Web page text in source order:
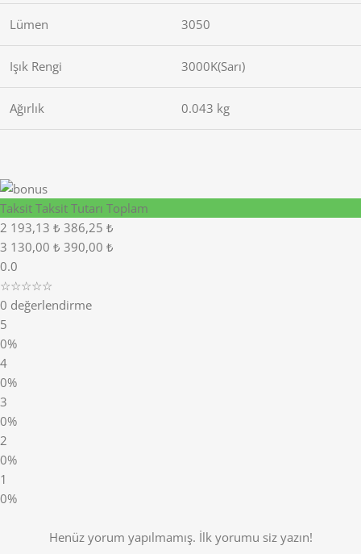
Lümen 3050
Işık Rengi 3000K(Sarı)
Ağırlık 0.043 kg
Taksit Taksit Tutarı Toplam
2 193,13 ₺ 386,25 ₺
3 130,00 ₺ 390,00 ₺
0.0
☆☆☆☆☆
0 değerlendirme
5
0%
4
0%
3
0%
2
0%
1
0%
Henüz yorum yapılmamış. İlk yorumu siz yazın!